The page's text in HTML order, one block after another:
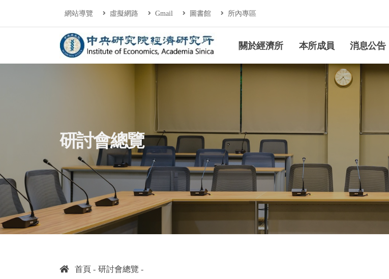
連往主要內容區塊
網站導覽 虛擬網路 Gmail 圖書館 所內專區
中央研究院經濟研究所關於經濟所 本所成員 消息公告
研討會總覽
首頁 研討會總覽